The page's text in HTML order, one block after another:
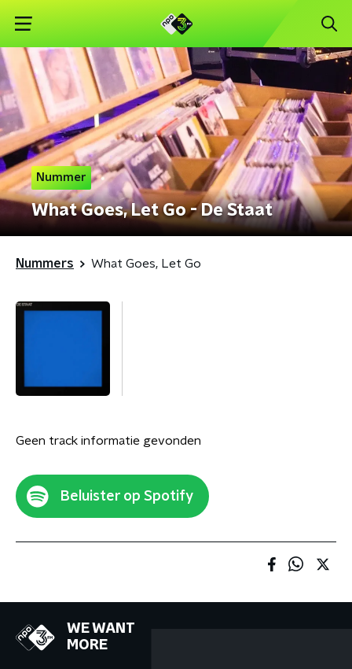
Nummer
What Goes, Let Go - De Staat
Nummers What Goes, Let Go
Geen track informatie gevonden
Beluister op Spotify
WE WANT
MORE